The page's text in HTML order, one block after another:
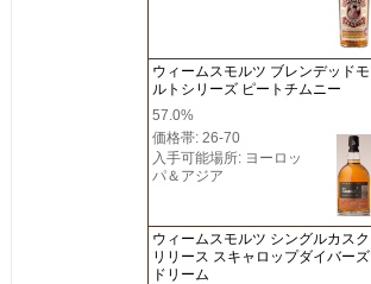
ウィームスモルツ ブレンデッドモ
ルトシリーズ ピートチムニー
57.0%
価格帯: 26-70
入手可能場所: ヨーロッ
パ＆アジア
ウィームスモルツ シングルカスク
リリース スキャロップダイバーズ
ドリーム